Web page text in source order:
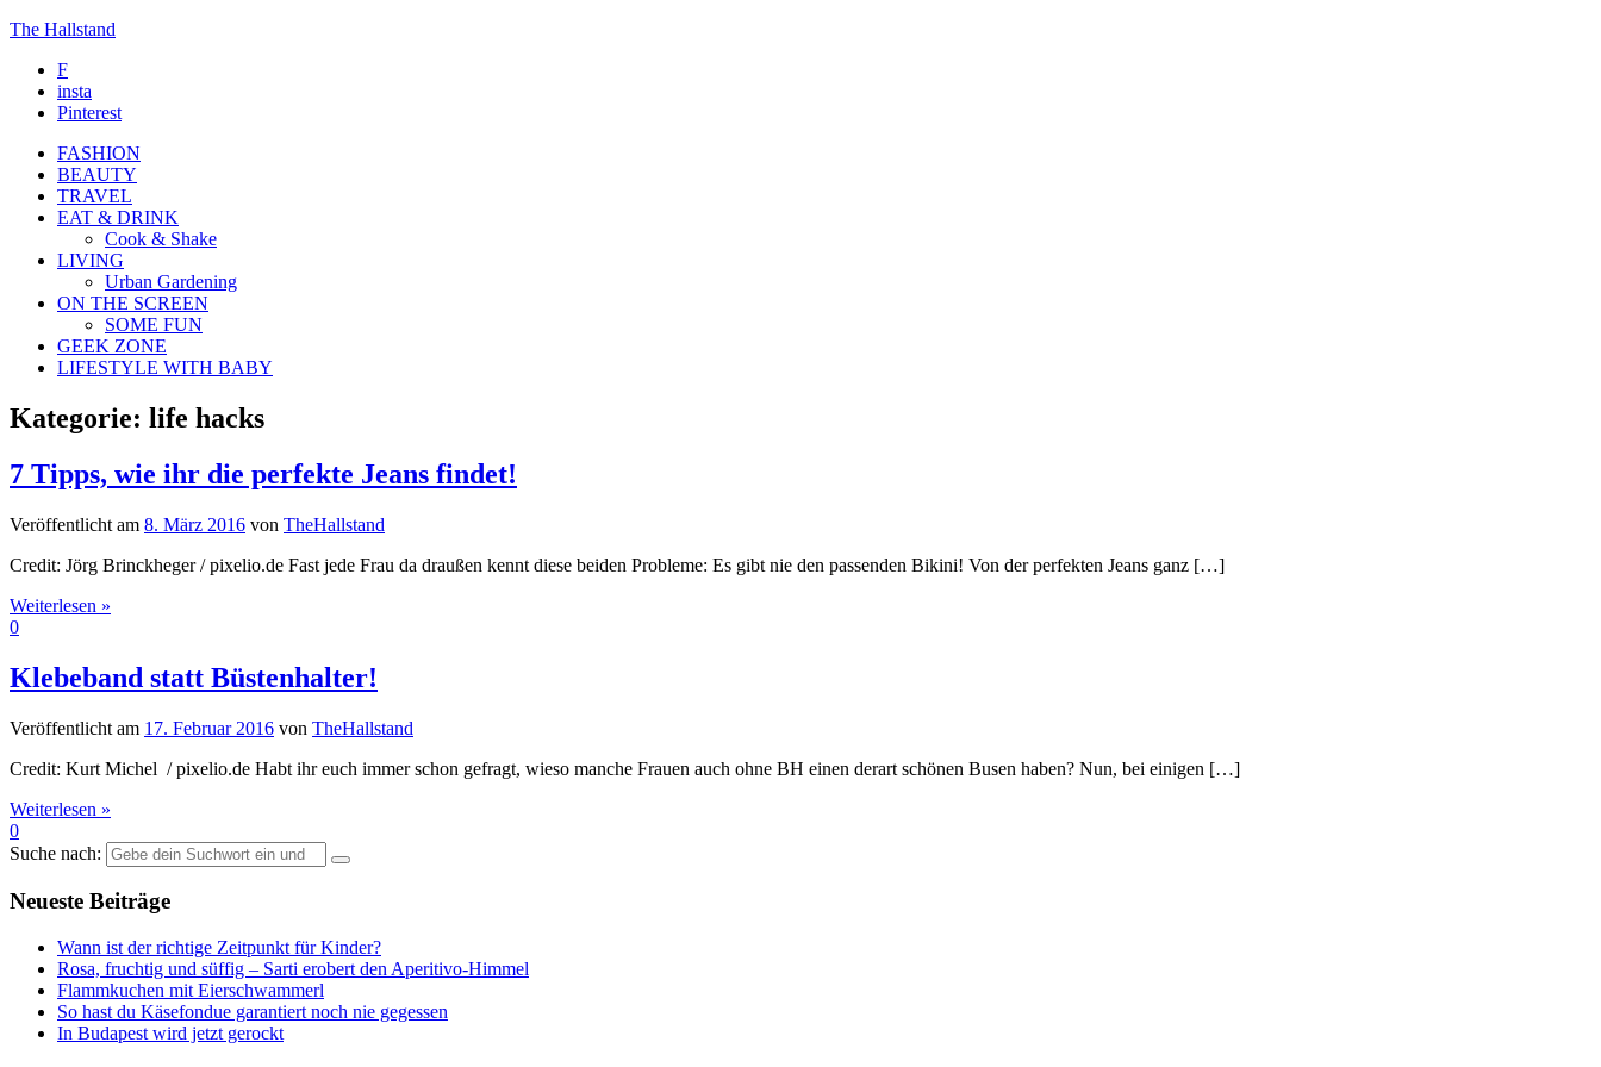
The Hallstand
F
insta
Pinterest
FASHION
BEAUTY
TRAVEL
EAT & DRINK
Cook & Shake
LIVING
Urban Gardening
ON THE SCREEN
SOME FUN
GEEK ZONE
LIFESTYLE WITH BABY
Kategorie: life hacks
7 Tipps, wie ihr die perfekte Jeans findet!
Veröffentlicht am 8. März 2016 von TheHallstand
Credit: Jörg Brinckheger / pixelio.de Fast jede Frau da draußen kennt diese beiden Probleme: Es gibt nie den passenden Bikini! Von der perfekten Jeans ganz […]
Weiterlesen »
0
Klebeband statt Büstenhalter!
Veröffentlicht am 17. Februar 2016 von TheHallstand
Credit: Kurt Michel / pixelio.de Habt ihr euch immer schon gefragt, wieso manche Frauen auch ohne BH einen derart schönen Busen haben? Nun, bei einigen […]
Weiterlesen »
0
Suche nach:
Neueste Beiträge
Wann ist der richtige Zeitpunkt für Kinder?
Rosa, fruchtig und süffig – Sarti erobert den Aperitivo-Himmel
Flammkuchen mit Eierschwammerl
So hast du Käsefondue garantiert noch nie gegessen
In Budapest wird jetzt gerockt